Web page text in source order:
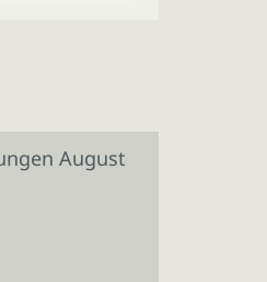
August